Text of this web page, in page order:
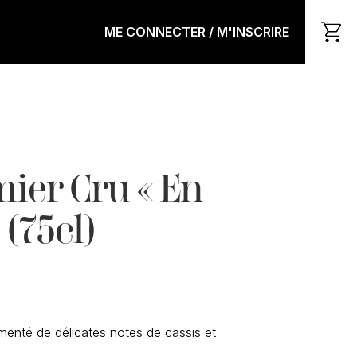
ME CONNECTER / M'INSCRIRE
Cru « En
(75cl)
de délicates notes de cassis et